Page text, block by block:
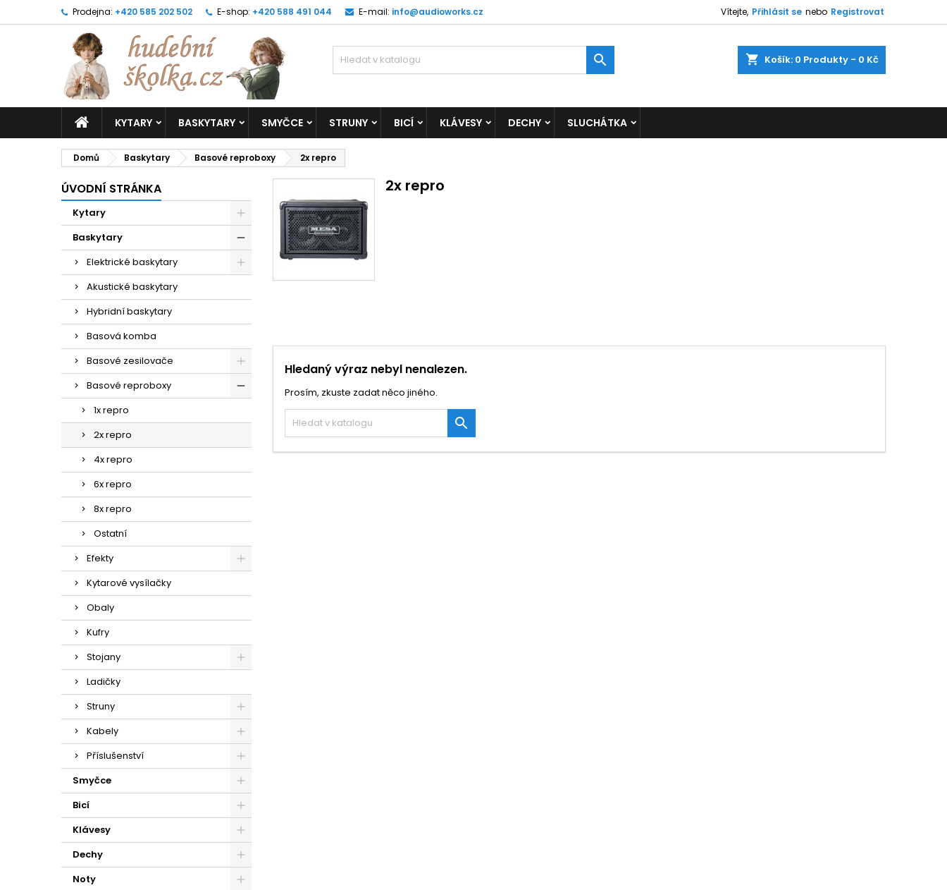
Prodejna: +420 585 202 502 E-shop: +420 588 491 044 E-mail: info@audioworks.cz Vítejte, Přihlásit se nebo Registrovat
shopping_cart Košík: 0 Produkty - 0 Kč

KYTARY BASKYTARY SMYČCE STRUNY BICÍ KLÁVESY DECHY SLUCHÁTKA
Domů Baskytary Basové reproboxy 2x repro
ÚVODNÍ STRÁNKA
Kytary
Baskytary
Elektrické baskytary
Akustické baskytary
Hybridní baskytary
Basová komba
Basové zesilovače
Basové reproboxy
1x repro
2x repro
4x repro
6x repro
8x repro
Ostatní
Efekty
Kytarové vysílačky
Obaly
Kufry
Stojany
Ladičky
Struny
Kabely
Příslušenství
Smyčce
Bicí
Klávesy
Dechy
Noty
2x repro
Hledaný výraz nebyl nenalezen.
Prosím, zkuste zadat něco jiného.
